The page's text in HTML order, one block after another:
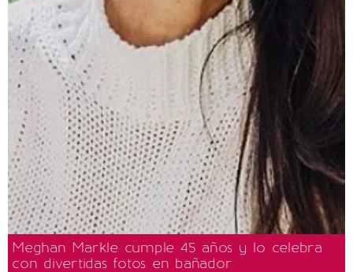
Meghan Markle cumple 45 años y lo celebra
con divertidas fotos en bañador